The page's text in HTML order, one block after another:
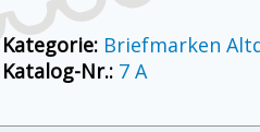
Kategorie: Briefmarken
Katalog-Nr.: 7 A